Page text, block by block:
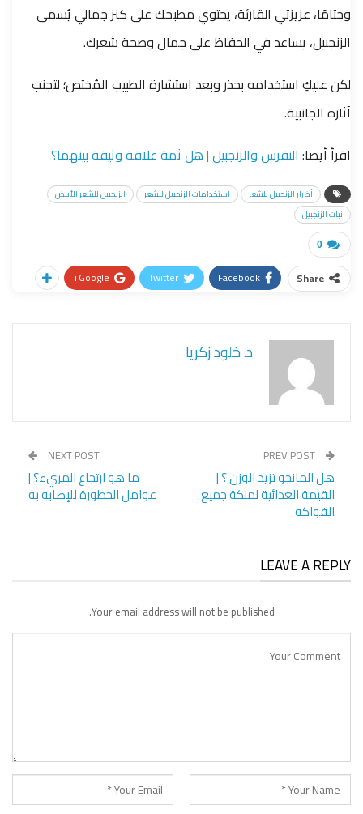
وختامًا، عزيزتي القارئة، يحتوي مطبخك على كنز جمالي يُسمى
الزنجبيل، يساعد في الحفاظ على جمال وصحة شعرك.
لكن عليكِ استخدامه بحذر وبعد استشارة الطبيب المُختص؛ لتجنب
آثاره الجانبية.
اقرأ أيضا: النقرس والزنجبيل | هل ثمة علاقة وثيقة بينهما؟
أضرار الزنجبيل للشعر استخدامات الزنجبيل للشعر
الزنجبيل للشعر الأبيض
نبات الزنجبيل
0
Share
Facebook
Twitter
Google+
د. خلود زكريا
هل المانجو تزيد الوزن ؟ |
القيمة الغذائية لملكة جميع
الفواكه
NEXT POST
ما هو ارتجاع المريء؟ |
عوامل الخطورة للإصابه به
LEAVE A REPLY
Your email address will not be published.